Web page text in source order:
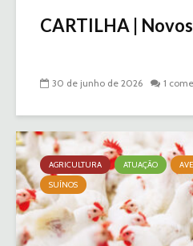
CARTILHA |
30 de junho de 2026 1
AGRICULTURA ATUAÇÃO
SUÍNOS